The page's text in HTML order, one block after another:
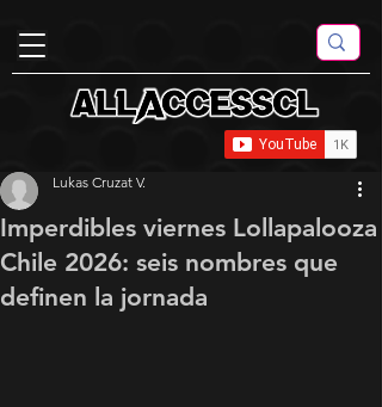
Imperdibles viernes Lollapalooza
Chile 2026: seis nombres que
definen la jornada
Lukas Cruzat V.